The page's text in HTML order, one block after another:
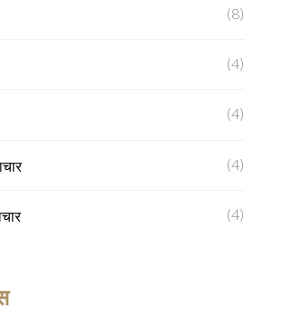
(8)
(4)
(4)
(4)
(4)